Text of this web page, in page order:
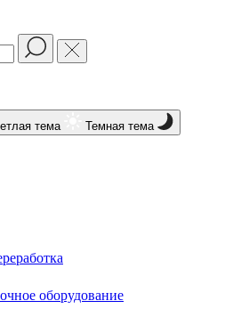
тема Темная тема
оборудование